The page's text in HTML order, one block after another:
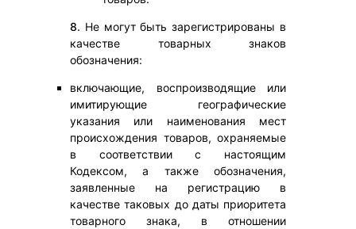
8. Не могут быть зарегистрированы в
качестве товарных знаков
обозначения:
включающие, воспроизводящие или
имитирующие географические
указания или наименования мест
происхождения товаров, охраняемые
в соответствии с настоящим
Кодексом, а также обозначения,
заявленные на регистрацию в
качестве таковых до даты приоритета
товарного знака, в отношении